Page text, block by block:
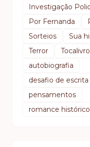
Investigação
Por Fernanda
Sorteios
Sua
Terror
autobiografia
desafio de escrita
pensamentos
romance histórico